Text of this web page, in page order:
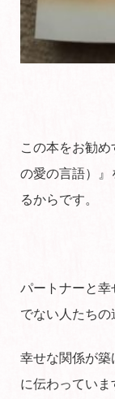
この本をお勧
の愛の言語）
るからです。
パートナーと幸
でない人たちの
幸せな関係が
に伝わっていま